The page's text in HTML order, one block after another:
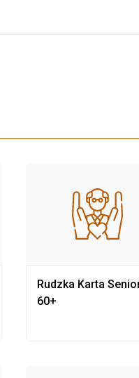
Rudzka Karta
60+